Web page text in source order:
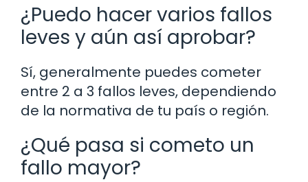
¿Puedo hacer varios fallos
leves y aún así aprobar?
Sí, generalmente puedes cometer
entre 2 a 3 fallos leves, dependiendo
de la normativa de tu país o región.
¿Qué pasa si cometo un
fallo mayor?